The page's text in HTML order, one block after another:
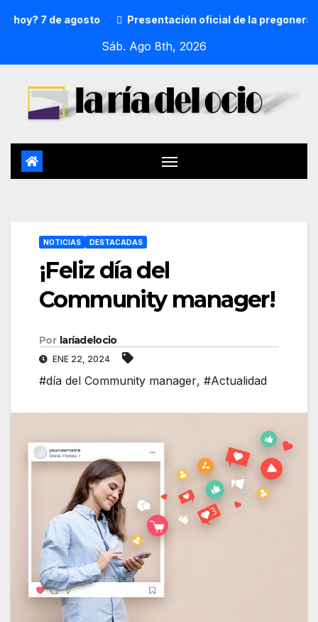
7 de agosto Presentación oficial de la pregonera y
Sáb. Ago 8th, 2026
NOTICIAS DESTACADAS
¡Feliz día del
Community manager!
Por laríadelocio
ENE 22, 2024
#día del Community manager, #Actualidad